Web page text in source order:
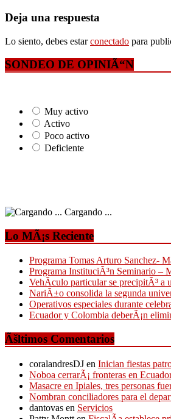
Deja una respuesta
Lo siento, debes estarconectado para
SONDEO DE OPINIÃ“N
Muy activo
Activo
Poco activo
Deficiente
Cargando ...
Lo MÃ¡s Reciente
Programa Tomas Arturo Sanchez-
Programa InstituciÃ³n Seminario –
VehÃ­culo particular se precipitÃ³ a
NariÃ±o consolida la segunda
Operativos especiales durante
Ecuador y Colombia deberÃ¡n
Ãšltimos Comentarios
coralandresDJ en Inician fiestas
Noboa cerrarÃ¡ fronteras en
Masacre en Ipiales, tres personas
Nombran conciliadores para el
dantovas en Servicios